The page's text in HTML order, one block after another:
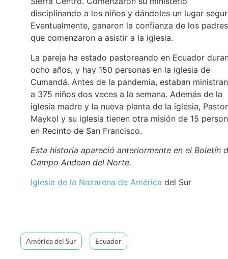
disciplinando a los niños y dándoles un lugar
Eventualmente, ganaron la confianza de los
que comenzaron a asistir a la iglesia.
La pareja ha estado pastoreando en Ecuador
ocho años, y hay 150 personas en la iglesia de
Cumandá. Antes de la pandemia, estaban
a 375 niños dos veces a la semana. Además de la
iglesia madre y la nueva planta de la iglesia, Pastor
Maykol y su iglesia tienen otra misión de 15
en Recinto de San Francisco.
Esta historia apareció anteriormente en el Boletín
Campo Andean del Norte.
Iglesia de la Nazarena de América del Sur
América del Sur Ecuador